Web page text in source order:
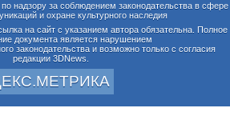
надзору за соблюдением законодательства в сфере
и охране культурного наследия
на сайт с указанием автора обязательна. Полное
документа является нарушением
законодательства и возможно только с согласия
редакции 3DNews.